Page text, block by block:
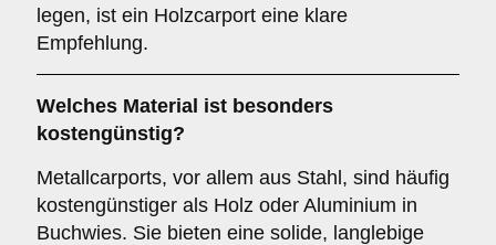
legen, ist ein Holzcarport eine klare
Empfehlung.
Welches Material ist besonders
kostengünstig?
Metallcarports, vor allem aus Stahl, sind häufig
kostengünstiger als Holz oder Aluminium in
Buchwies. Sie bieten eine solide, langlebige